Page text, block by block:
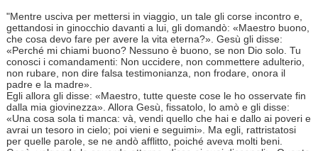
"Mentre usciva per mettersi in viaggio, un tale gli corse incontro e,
gettandosi in ginocchio davanti a lui, gli domandò: «Maestro buono,
che cosa devo fare per avere la vita eterna?». Gesù gli disse:
«Perché mi chiami buono? Nessuno è buono, se non Dio solo. Tu
conosci i comandamenti: Non uccidere, non commettere adulterio,
non rubare, non dire falsa testimonianza, non frodare, onora il
padre e la madre».
Egli allora gli disse: «Maestro, tutte queste cose le ho osservate fin
dalla mia giovinezza». Allora Gesù, fissatolo, lo amò e gli disse:
«Una cosa sola ti manca: và, vendi quello che hai e dallo ai poveri e
avrai un tesoro in cielo; poi vieni e seguimi». Ma egli, rattristatosi
per quelle parole, se ne andò afflitto, poiché aveva molti beni.